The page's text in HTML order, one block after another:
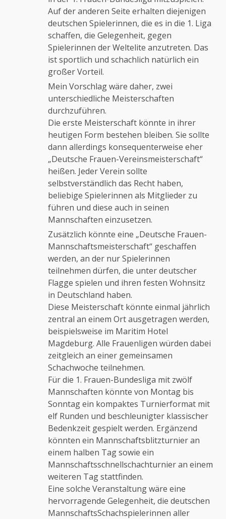
Auf der anderen Seite erhalten diejenigen
deutschen Spielerinnen, die es in die 1. Liga
schaffen, die Gelegenheit, gegen
Spielerinnen der Weltelite anzutreten. Das
ist sportlich und schachlich natürlich ein
großer Vorteil.
Mein Vorschlag wäre daher, zwei
unterschiedliche Meisterschaften
durchzuführen.
Die erste Meisterschaft könnte in ihrer
heutigen Form bestehen bleiben. Sie sollte
dann allerdings konsequenterweise eher
„Deutsche Frauen-Vereinsmeisterschaft“
heißen. Jeder Verein sollte
selbstverständlich das Recht haben,
beliebige Spielerinnen als Mitglieder zu
führen und diese auch in seinen
Mannschaften einzusetzen.
Zusätzlich könnte eine „Deutsche Frauen-
Mannschaftsmeisterschaft“ geschaffen
werden, an der nur Spielerinnen
teilnehmen dürfen, die unter deutscher
Flagge spielen und ihren festen Wohnsitz
in Deutschland haben.
Diese Meisterschaft könnte einmal jährlich
zentral an einem Ort ausgetragen werden,
beispielsweise im Maritim Hotel
Magdeburg. Alle Frauenligen würden dabei
zeitgleich an einer gemeinsamen
Schachwoche teilnehmen.
Für die 1. Frauen-Bundesliga mit zwölf
Mannschaften könnte von Montag bis
Sonntag ein kompaktes Turnierformat mit
elf Runden und beschleunigter klassischer
Bedenkzeit gespielt werden. Ergänzend
könnten ein Mannschaftsblitzturnier an
einem halben Tag sowie ein
Mannschaftsschnellschachturnier an einem
weiteren Tag stattfinden.
Eine solche Veranstaltung wäre eine
hervorragende Gelegenheit, die deutschen
MannschaftsSchachspielerinnen aller